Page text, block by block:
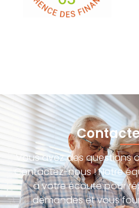
Vous avez des questions
Contactez-nous ! Notre
à votre écoute pour
demandes et vous